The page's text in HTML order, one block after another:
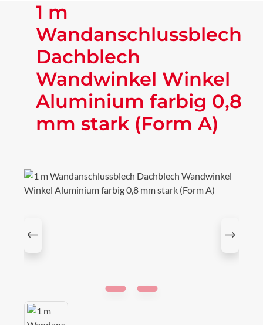
1 m
Wandanschlussblech
Dachblech
Wandwinkel Winkel
Aluminium farbig 0,8
mm stark (Form A)
Bildergalerie überspringen